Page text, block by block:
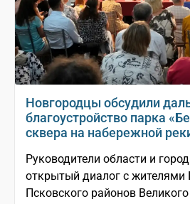
Новгородцы обсудили
благоустройство парка
сквера на набережной
Руководители области и
открытый диалог с жителями
Псковского районов